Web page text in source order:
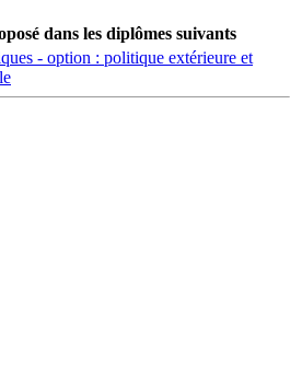
dans les diplômes suivants
- option : politique extérieure et